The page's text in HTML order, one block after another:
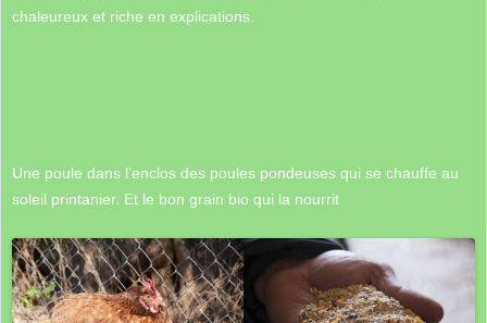
chaleureux et riche en explications.
Une poule dans l’enclos des poules pondeuses qui se chauffe au
soleil printanier. Et le bon grain bio qui la nourrit